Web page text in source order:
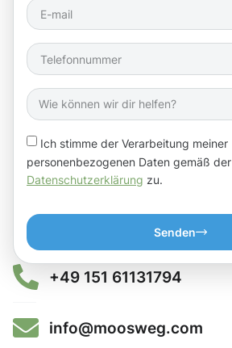
Ich stimme der Verarbeitung meiner
personenbezogenen Daten gemäß der
Datenschutzerklärung zu.
Senden
+49 151 61131794
info@moosweg.com